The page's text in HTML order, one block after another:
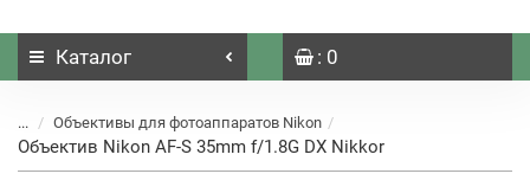
Каталог : 0
... Объективы для фотоаппаратов Nikon
Объектив Nikon AF-S 35mm f/1.8G DX Nikkor